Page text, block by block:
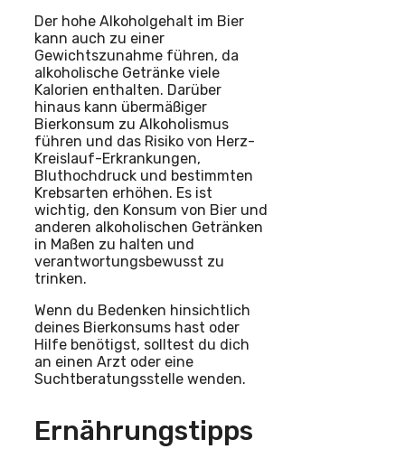
Der hohe Alkoholgehalt im Bier
kann auch zu einer
Gewichtszunahme führen, da
alkoholische Getränke viele
Kalorien enthalten. Darüber
hinaus kann übermäßiger
Bierkonsum zu Alkoholismus
führen und das Risiko von Herz-
Kreislauf-Erkrankungen,
Bluthochdruck und bestimmten
Krebsarten erhöhen. Es ist
wichtig, den Konsum von Bier und
anderen alkoholischen Getränken
in Maßen zu halten und
verantwortungsbewusst zu
trinken.
Wenn du Bedenken hinsichtlich
deines Bierkonsums hast oder
Hilfe benötigst, solltest du dich
an einen Arzt oder eine
Suchtberatungsstelle wenden.
Ernährungstipps